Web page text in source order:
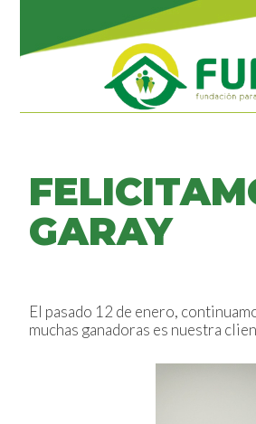
GARAY
El pasado 12 de enero,
muchas ganadoras es nuestra